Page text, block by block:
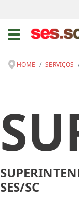
HOME SERVIÇOS
SES/SC